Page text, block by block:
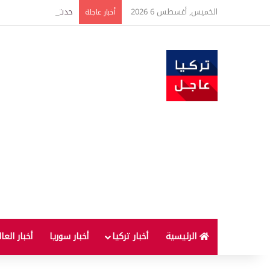
الخميس, أغسطس 6 2026 أخبار عاجلة حدث فريد من نوعه بين
الرئيسية أخبار تركيا أخبار سوريا أخبار